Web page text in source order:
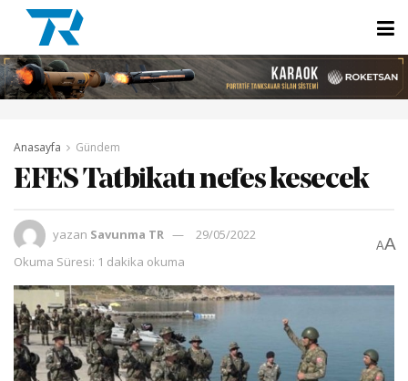
Anasayfa Gündem
EFES Tatbikatı nefes kesecek
yazan Savunma TR
29/05/2022
Okuma Süresi: 1 dakika okuma
AA